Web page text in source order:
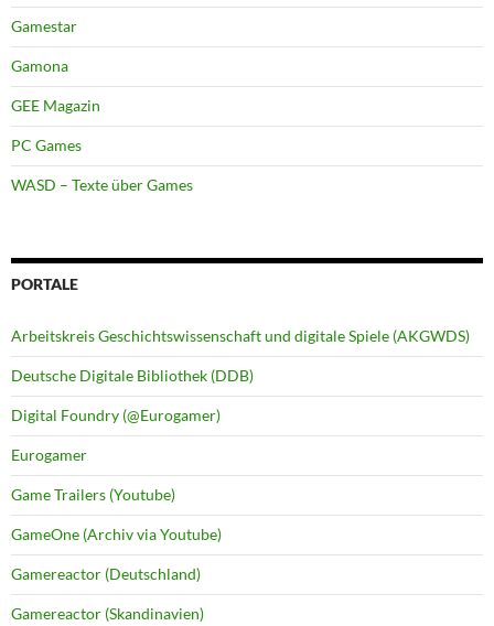
Gamestar
Gamona
GEE Magazin
PC Games
WASD – Texte über Games
PORTALE
Arbeitskreis Geschichtswissenschaft und digitale Spiele (AKGWDS)
Deutsche Digitale Bibliothek (DDB)
Digital Foundry (@Eurogamer)
Eurogamer
Game Trailers (Youtube)
GameOne (Archiv via Youtube)
Gamereactor (Deutschland)
Gamereactor (Skandinavien)